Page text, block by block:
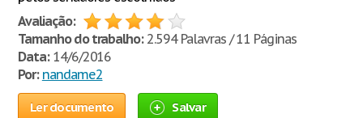
Avaliação:
Tamanho do trabalho:2.594 Palavras / 11 Páginas
Data:14/6/2016
Por: nandame2
Ler documento Salvar